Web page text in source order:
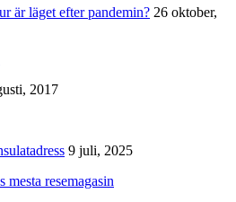
är läget efter pandemin? 26 oktober,
2017
9 juli, 2025
resemagasin